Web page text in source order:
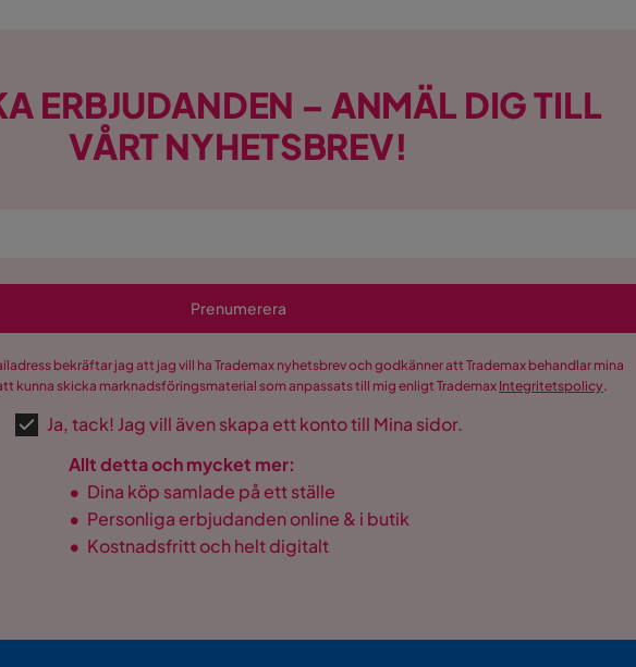
ERBJUDANDEN – ANMÄL DIG TILL
VÅRT NYHETSBREV!
Prenumerera
bekräftar jag att jag vill ha Trademax nyhetsbrev och godkänner att Trademax behandlar mina
kunna skicka marknadsföringsmaterial som anpassats till mig enligt Trademax Integritetspolicy.
Ja, tack! Jag vill även skapa ett konto till Mina sidor.
Allt detta och mycket mer:
• Dina köp samlade på ett ställe
• Personliga erbjudanden online & i butik
• Kostnadsfritt och helt digitalt